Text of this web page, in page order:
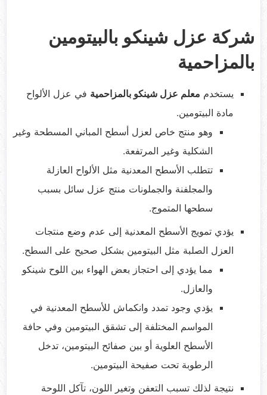
شركة عزل شينكو بالبيتومين
بالمزاحمية
يستخدم معلم عزل شينكو بالمزاحمية في عزل الألواح
مادة البيتومين.
وهو منتج خاص لعزل أسطح المباني المسطحة وغير
الشكلية وغير المرتفعة.
تتطلب الأسطح المعدنية مثل الألواح العازلة
والمجلفنة والجملونات منتج عزل سائل بسبب
سطحها المتموج.
يؤدي تمويج الأسطح المعدنية إلى عدم وضع منتجات
العزل الصلبة مثل البيتومين بشكل صحيح على السطح.
مما يؤدي إلى احتجاز بعض الهواء بين اللوح شينكو
والعازل.
يؤدي وجود تمدد وانكماش للأسطح المعدنية في
المواسم المختلفة إلى تشقق البيتومين وفي حافة
الأسطح العلوية أو بين صفائح البيتومين، تدخل
الرطوبة تحت صفيحة البيتومين.
نتيجة لذلك تسبب التعفن وتغير اللون، تآكل اللوحة